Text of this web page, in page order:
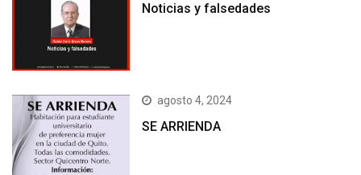
Noticias y falsedades
agosto 4, 2024
SE ARRIENDA